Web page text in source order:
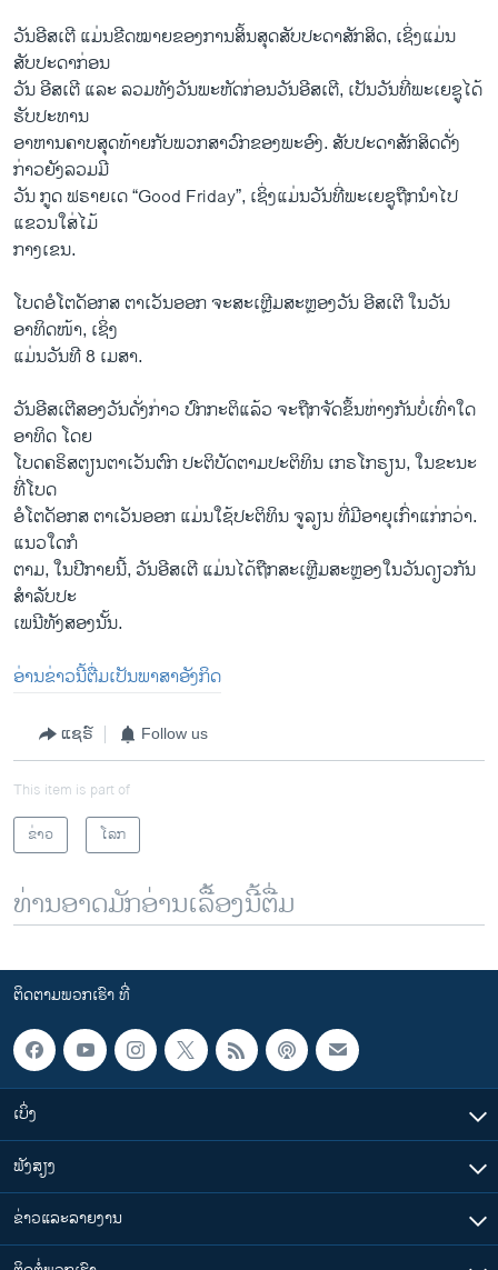
ວັນອີສເຕີ ແມ່ນຂີດໝາຍຂອງການສິ້ນສຸດສັບປະດາສັກສິດ, ເຊິ່ງແມ່ນ
ສັບປະດາກ່ອນ
ວັນ ອີສເຕີ ແລະ ລວມທັງວັນພະຫັດກ່ອນວັນອີສເຕີ, ເປັນວັນທີ່ພະເຍຊູໄດ້
ຮັບປະທານ
ອາຫານຄາບສຸດທ້າຍກັບພວກສາວົກຂອງພະອົງ. ສັບປະດາສັກສິດດັ່ງ
ກ່າວຍັງລວມມີ
ວັນ ກູດ ຟຣາຍເດ “Good Friday”, ເຊິ່ງແມ່ນວັນທີ່ພະເຍຊູຖືກນຳໄປ
ແຂວນໃສ່ໄມ້
ກາງເຂນ.
ໂບດອໍໂຕດັອກສ ຕາເວັນອອກ ຈະສະເຫຼີມສະຫຼອງວັນ ອີສເຕີ ໃນວັນ
ອາທິດໜ້າ, ເຊິ່ງ
ແມ່ນວັນທີ 8 ເມສາ.
ວັນອີສເຕີສອງວັນດັ່ງກ່າວ ປົກກະຕິແລ້ວ ຈະຖືກຈັດຂຶ້ນຫ່າງກັນບໍ່ເທົ່າໃດ
ອາທິດ ໂດຍ
ໂບດຄຣິສຕຽນຕາເວັນຕົກ ປະຕິບັດຕາມປະຕິທິນ ເກຣໂກຣຽນ, ໃນຂະນະ
ທີ່ໂບດ
ອໍໂຕດັອກສ ຕາເວັນອອກ ແມ່ນໃຊ້ປະຕິທິນ ຈູລຽນ ທີ່ມີອາຍຸເກົ່າແກ່ກວ່າ.
ແນວໃດກໍ
ຕາມ, ໃນປີກາຍນີ້, ວັນອີສເຕີ ແມ່ນໄດ້ຖືກສະເຫຼີມສະຫຼອງໃນວັນດຽວກັນ
ສຳລັບປະ
ເພນີທັງສອງນັ້ນ.
ອ່ານຂ່າວນີ້ຕື່ມເປັນພາສາອັງກິດ
ແຊຣ໌ Follow us
This item is part of
ຂ່າວ
ໂລກ
ທ່ານອາດມັກອ່ານເລື້ອງນີ້ຕື່ມ
ຕິດຕາມພວກເຮົາ ທີ່
ເບິ່ງ
ຟັງສຽງ
ຂ່າວແລະລາຍງານ